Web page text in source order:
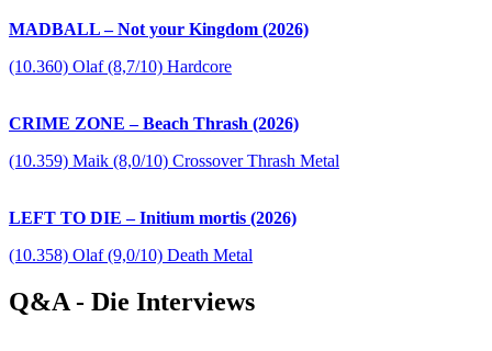
MADBALL – Not your Kingdom (2026)
(10.360) Olaf (8,7/10) Hardcore
CRIME ZONE – Beach Thrash (2026)
(10.359) Maik (8,0/10) Crossover Thrash Metal
LEFT TO DIE – Initium mortis (2026)
(10.358) Olaf (9,0/10) Death Metal
Q&A - Die Interviews